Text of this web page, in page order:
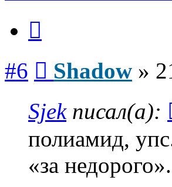
#6 Shadow »
Sjekписал(а):
полиамид,
«за недорого».